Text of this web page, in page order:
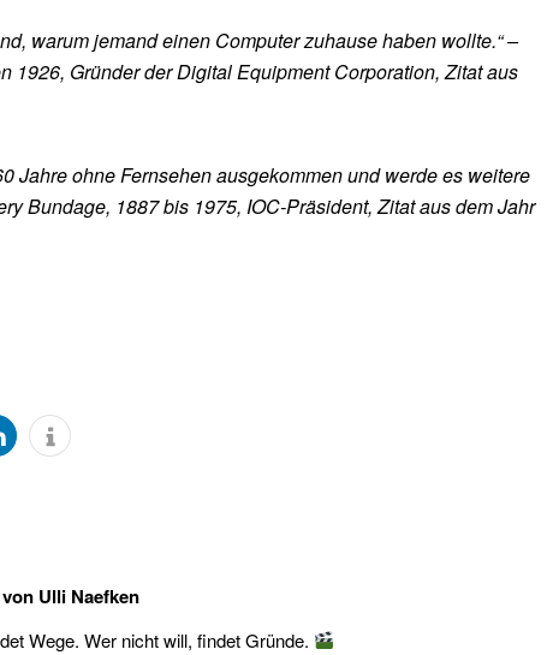
warum jemand einen Computer zuhause haben wollte.“ –
1926, Gründer der Digital Equipment Corporation, Zitat aus
Jahre ohne Fernsehen ausgekommen und werde es weitere
Bundage, 1887 bis 1975, IOC-Präsident, Zitat aus dem Jahr
Ulli Naefken
Wege. Wer nicht will, findet Gründe.